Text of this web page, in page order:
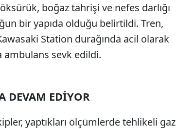
boğaz tahrişi ve nefes darlığı
bir yapıda olduğu belirtildi. Tren,
Station durağında acil olarak
ambulans sevk edildi.
DEVAM EDİYOR
yaptıkları ölçümlerde tehlikeli gaz